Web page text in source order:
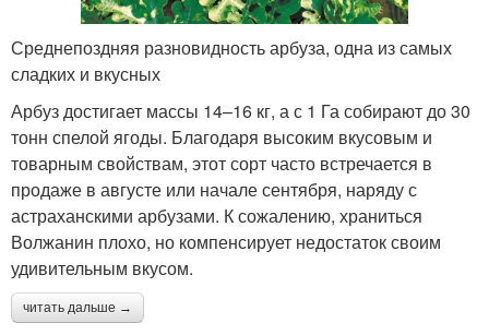
Среднепоздняя разновидность арбуза, одна из самых
сладких и вкусных
Арбуз достигает массы 14–16 кг, а с 1 Га собирают до 30
тонн спелой ягоды. Благодаря высоким вкусовым и
товарным свойствам, этот сорт часто встречается в
продаже в августе или начале сентября, наряду с
астраханскими арбузами. К сожалению, храниться
Волжанин плохо, но компенсирует недостаток своим
удивительным вкусом.
читать дальше →